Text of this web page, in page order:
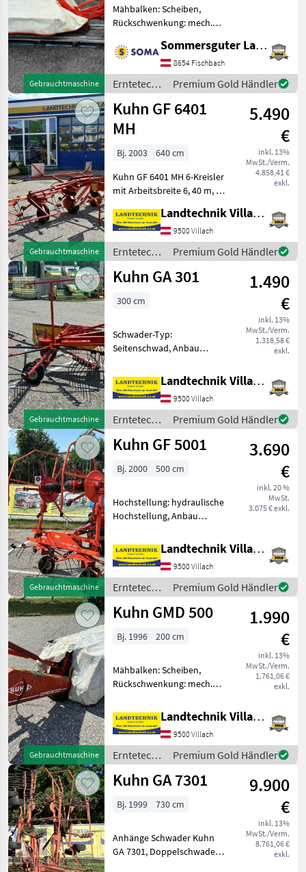
Gebrauchtmaschine
Mähbalken: Scheiben,
Rückschwenkung: mech.
Mähwerks: Heckmähwerke,
Hochstellung Gebrauchtes
Mähwerk Kuhn GMD 800 Gll
-8 Mähscheiben -3, 00m Arb
Sommersguter Landmaschinen GmbH
8654 Fischbach
Erntetechnik
Grünland /
Kuhn
Premium Gold Händler
Gebrauchtmaschine
Kuhn GF 6401
MH
5.490
€
inkl. 13%
MwSt./Verm.
4.858,41 €
exkl.
Bj. 2003
640 cm
Kuhn GF 6401 MH 6-Kreisler
mit Arbeitsbreite 6, 40 m, 6
hydraulische Klappung,
Beleuchtung mit
Warntafeln, mechanische
Abstellstütze vorne,
Landtechnik Villach GmbH
9500 Villach
Erntetechnik
Grünland /
Kuhn
Premium Gold Händler
Gebrauchtmaschine
Kuhn GA 301
1.490
€
inkl. 13%
MwSt./Verm.
1.318,58 €
exkl.
300 cm
Schwader-Typ:
Seitenschwad, Anbau
Einkreiselschwader 301 G
Tandemachse, Gelenkwelle,
Schutzbügel, Schwadtuch,
prompt verfügbar. Für
weitere Fragen st
Landtechnik Villach GmbH
9500 Villach
Erntetechnik
Grünland /
Kuhn
Premium Gold Händler
Gebrauchtmaschine
Kuhn GF 5001
3.690
€
inkl. 20 %
MwSt.
3.075 € exkl.
Bj. 2000 500 cm
Hochstellung: hydraulische
Hochstellung, Anbau
Streuwinkelverstellung,
Schutzbügel Kuhn
Kreiselheuer GF 5001
Digidrive mit 4
eindrehbaren Kreiseln und
je 6 Zi
Landtechnik Villach GmbH
9500 Villach
Erntetechnik
Grünland /
Kuhn
Premium Gold Händler
Gebrauchtmaschine
Kuhn GMD 500
1.990
€
inkl. 13%
MwSt./Verm.
1.761,06 €
exkl.
Bj. 1996 200 cm
Mähbalken: Scheiben,
Rückschwenkung: mech.
Mähwerks: Heckmähwerke,
Schwadleitblech Kuhn
Heckscheibenmähwerk
GMD 500, mit hydr.
Anklappung, mech
Landtechnik Villach GmbH
9500 Villach
Erntetechnik
Grünland /
Kuhn
Premium Gold Händler
Kuhn GA 7301
9.900
€
inkl. 13%
MwSt./Verm.
8.761,06 €
exkl.
Bj. 1999 730 cm
Anhänge Schwader Kuhn
GA 7301, Doppelschwader